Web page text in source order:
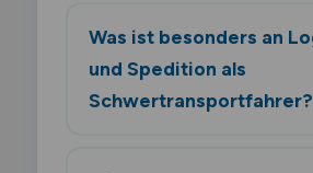
Was ist besonders an
und Spedition als
Schwertransportfahrer?